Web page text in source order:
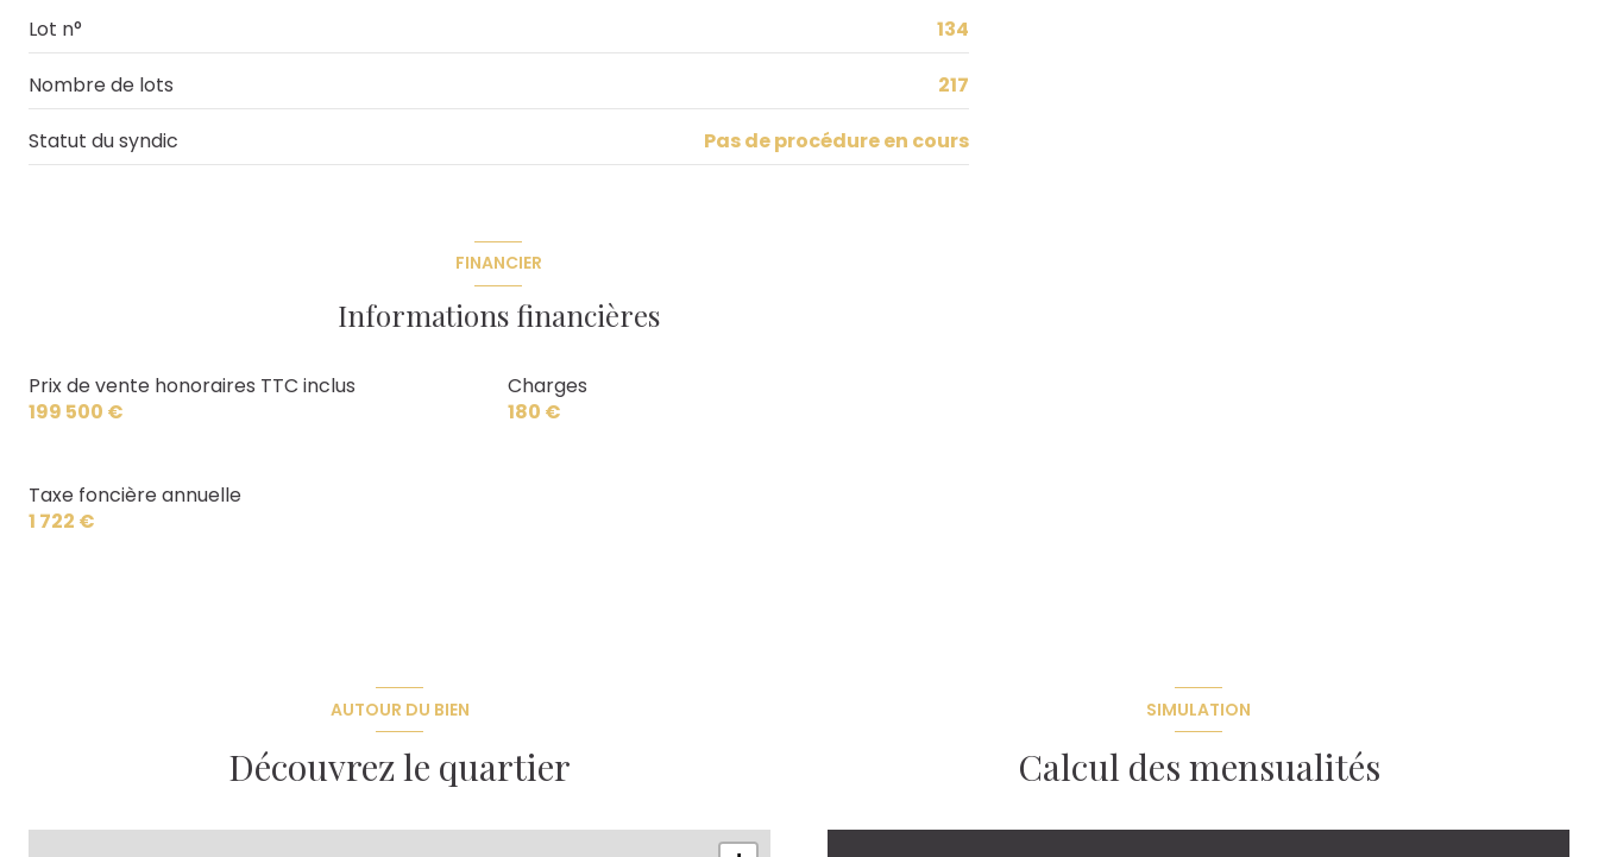
Lot n° 134
Nombre de lots 217
Statut du syndic Pas de procédure en cours
FINANCIER
Informations financières
Prix de vente honoraires TTC inclus
199 500 €
Charges
180 €
Taxe foncière annuelle
1 722 €
AUTOUR DU BIEN
Découvrez le quartier
SIMULATION
Calcul des mensualités